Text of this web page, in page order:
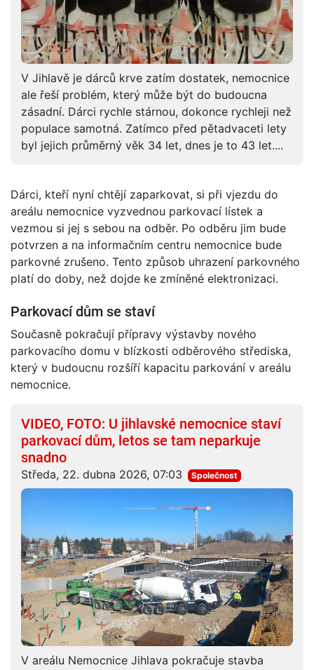
V Jihlavě je dárců krve zatím dostatek, nemocnice
ale řeší problém, který může být do budoucna
zásadní. Dárci rychle stárnou, dokonce rychleji než
populace samotná. Zatímco před pětadvaceti lety
byl jejich průměrný věk 34 let, dnes je to 43 let....
Dárci, kteří nyní chtějí zaparkovat, si při vjezdu do
areálu nemocnice vyzvednou parkovací lístek a
vezmou si jej s sebou na odběr. Po odběru jim bude
potvrzen a na informačním centru nemocnice bude
parkovné zrušeno. Tento způsob uhrazení parkovného
platí do doby, než dojde ke zmíněné elektronizaci.
Parkovací dům se staví
Současně pokračují přípravy výstavby nového
parkovacího domu v blízkosti odběrového střediska,
který v budoucnu rozšíří kapacitu parkování v areálu
nemocnice.
VIDEO, FOTO: U jihlavské nemocnice staví
parkovací dům, letos se tam neparkuje
snadno
Středa, 22. dubna 2026, 07:03 Společnost
V areálu Nemocnice Jihlava pokračuje stavba